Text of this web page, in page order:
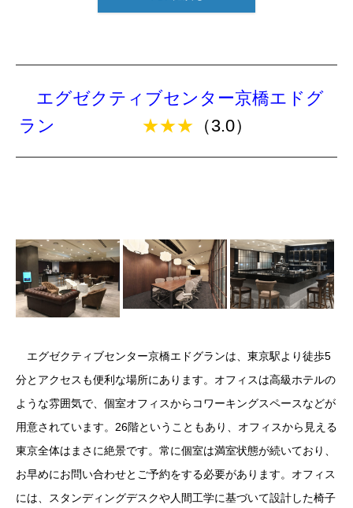
エグゼクティブセンター京橋エドグ
ラン
★★★ （3.0）
エグゼクティブセンター京橋エドグランは、東京駅より徒歩5
分とアクセスも便利な場所にあります。オフィスは高級ホテルの
ような雰囲気で、個室オフィスからコワーキングスペースなどが
用意されています。26階ということもあり、オフィスから見える
東京全体はまさに絶景です。常に個室は満室状態が続いており、
お早めにお問い合わせとご予約をする必要があります。オフィス
には、スタンディングデスクや人間工学に基づいて設計した椅子